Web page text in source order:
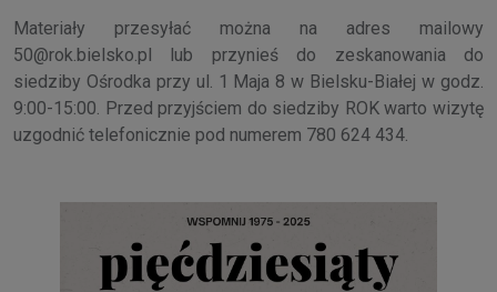
Materiały przesyłać można na adres mailowy
50@rok.bielsko.pl lub przynieś do zeskanowania do
siedziby Ośrodka przy ul. 1 Maja 8 w Bielsku-Białej w godz.
9:00-15:00. Przed przyjściem do siedziby ROK warto wizytę
uzgodnić telefonicznie pod numerem 780 624 434.